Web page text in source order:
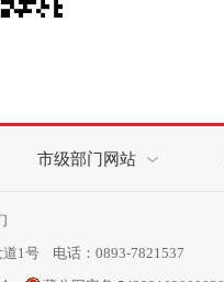
市级部门网站
1号 电话：0893-7821537